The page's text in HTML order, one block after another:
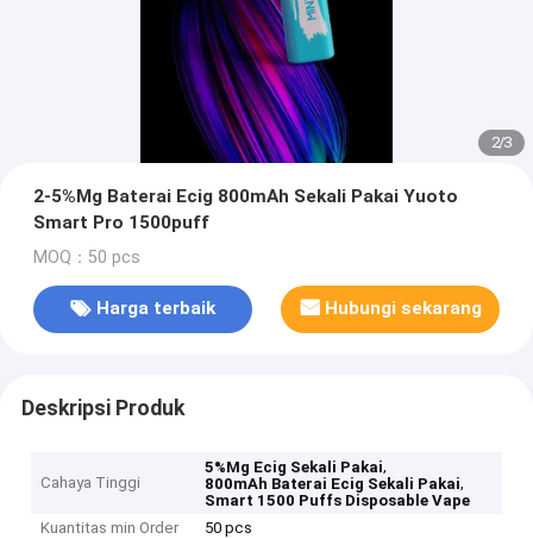
2/3
2-5%Mg Baterai Ecig 800mAh Sekali Pakai Yuoto
Smart Pro 1500puff
MOQ：50 pcs
Harga terbaik Hubungi sekarang
Deskripsi Produk
Cahaya Tinggi
5%Mg Ecig Sekali Pakai,
800mAh Baterai Ecig Sekali Pakai,
Smart 1500 Puffs Disposable Vape
Kuantitas min Order
50 pcs